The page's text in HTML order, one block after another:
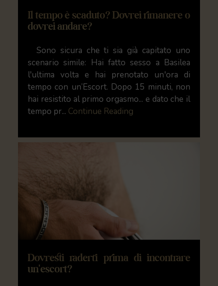
Il tempo è scaduto? Dovrei rimanere o
dovrei andare?
Sono sicura che ti sia già capitato uno
scenario simile: Hai fatto sesso a Basilea
l'ultima volta e hai prenotato un'ora di
tempo con un’Escort. Dopo 15 minuti, non
hai resistito al primo orgasmo... e dato che il
tempo pr... Continue Reading
Dovresti raderti prima di incontrare
un'escort?